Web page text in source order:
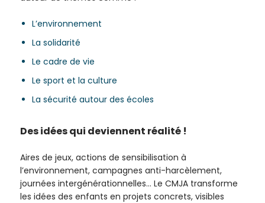
L’environnement
La solidarité
Le cadre de vie
Le sport et la culture
La sécurité autour des écoles
Des idées qui deviennent réalité !
Aires de jeux, actions de sensibilisation à
l’environnement, campagnes anti-harcèlement,
journées intergénérationnelles… Le CMJA transforme
les idées des enfants en projets concrets, visibles